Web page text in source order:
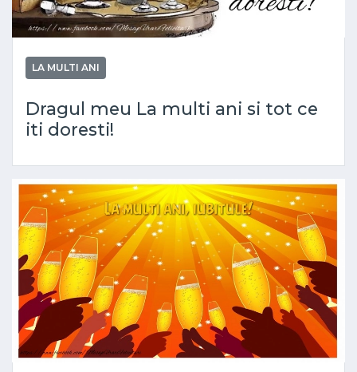
LA MULTI ANI
Dragul meu La multi ani si tot ce
iti doresti!